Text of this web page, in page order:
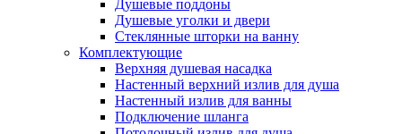
Душевые поддоны
Душевые уголки и двери
Стеклянные шторки на ванну
Комплектующие
Верхняя душевая насадка
Настенный верхний излив для душа
Настенный излив для ванны
Подключение шланга